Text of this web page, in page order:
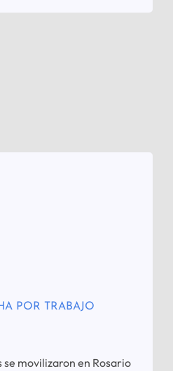
POR TRABAJO
movilizaron en Rosario